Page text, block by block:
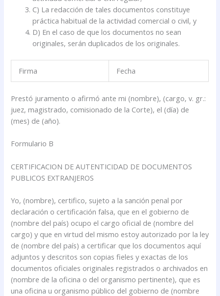
C) La redacción de tales documentos constituye
práctica habitual de la actividad comercial o civil, y
D) En el caso de que los documentos no sean
originales, serán duplicados de los originales.
Firma Fecha
Prestó juramento o afirmó ante mi (nombre), (cargo, v. gr.:
juez, magistrado, comisionado de la Corte), el (día) de
(mes) de (año).
Formulario B
CERTIFICACION DE AUTENTICIDAD DE DOCUMENTOS
PUBLICOS EXTRANJEROS
Yo, (nombre), certifico, sujeto a la sanción penal por
declaración o certificación falsa, que en el gobierno de
(nombre del país) ocupo el cargo oficial de (nombre del
cargo) y que en virtud del mismo estoy autorizado por la ley
de (nombre del país) a certificar que los documentos aquí
adjuntos y descritos son copias fieles y exactas de los
documentos oficiales originales registrados o archivados en
(nombre de la oficina o del organismo pertinente), que es
una oficina u organismo público del gobierno de (nombre